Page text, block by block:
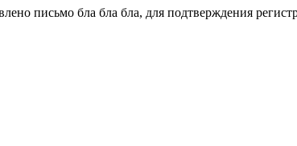
письмо бла бла бла, для подтверждения